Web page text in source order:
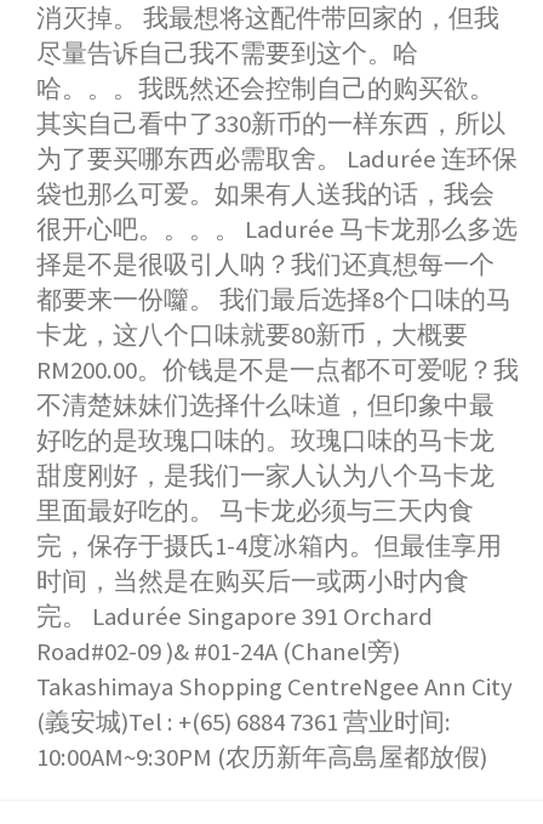
消灭掉。 我最想将这配件带回家的，但我
尽量告诉自己我不需要到这个。哈
哈。。。我既然还会控制自己的购买欲。
其实自己看中了330新币的一样东西，所以
为了要买哪东西必需取舍。 Ladurée 连环保
袋也那么可爱。如果有人送我的话，我会
很开心吧。。。。 Ladurée 马卡龙那么多选
择是不是很吸引人呐？我们还真想每一个
都要来一份囖。 我们最后选择8个口味的马
卡龙，这八个口味就要80新币，大概要
RM200.00。价钱是不是一点都不可爱呢？我
不清楚妹妹们选择什么味道，但印象中最
好吃的是玫瑰口味的。玫瑰口味的马卡龙
甜度刚好，是我们一家人认为八个马卡龙
里面最好吃的。 马卡龙必须与三天内食
完，保存于摄氏1-4度冰箱内。但最佳享用
时间，当然是在购买后一或两小时内食
完。 Ladurée Singapore 391 Orchard
Road#02-09 )& #01-24A (Chanel旁)
Takashimaya Shopping CentreNgee Ann City
(義安城)Tel : +(65) 6884 7361 营业时间:
10:00AM~9:30PM (农历新年高島屋都放假)